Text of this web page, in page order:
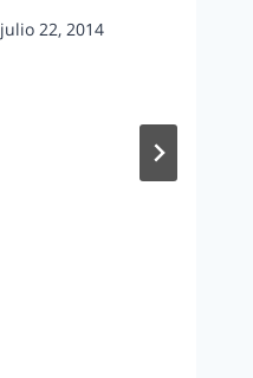
julio 22, 2014